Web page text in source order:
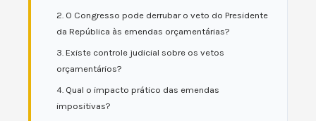
2. O Congresso pode derrubar o veto do Presidente
da República às emendas orçamentárias?
3. Existe controle judicial sobre os vetos
orçamentários?
4. Qual o impacto prático das emendas
impositivas?